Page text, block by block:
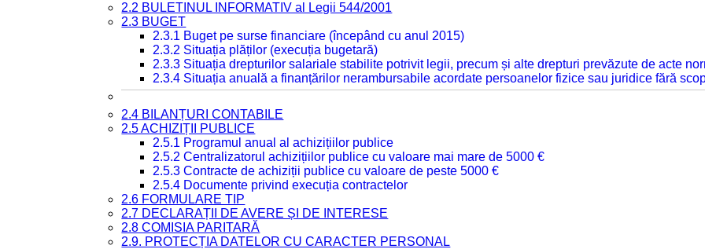
2.2 BULETINUL INFORMATIV al Legii 544/2001
2.3 BUGET
2.3.1 Buget pe surse financiare (începând cu anul 2015)
2.3.2 Situația plăților (execuția bugetară)
2.3.3 Situația drepturilor salariale stabilite potrivit legii, precum și alte drepturi prevăzute de acte
2.3.4 Situația anuală a finanțărilor nerambursabile acordate persoanelor fizice sau juridice fără
2.4 BILANȚURI CONTABILE
2.5 ACHIZIȚII PUBLICE
2.5.1 Programul anual al achizițiilor publice
2.5.2 Centralizatorul achizițiilor publice cu valoare mai mare de 5000 €
2.5.3 Contracte de achiziții publice cu valoare de peste 5000 €
2.5.4 Documente privind execuția contractelor
2.6 FORMULARE TIP
2.7 DECLARAȚII DE AVERE ȘI DE INTERESE
2.8 COMISIA PARITARĂ
2.9. PROTECȚIA DATELOR CU CARACTER PERSONAL